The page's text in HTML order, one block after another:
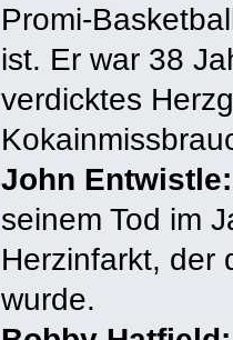
Promi-
ist. Er war 38
verdicktes
John Entwistle:
seinem Tod im
Herzinfarkt, der
wurde.